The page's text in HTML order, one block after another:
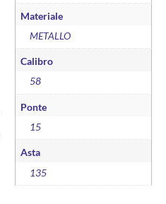
Materiale
METALLO
Calibro
58
Ponte
15
Asta
135